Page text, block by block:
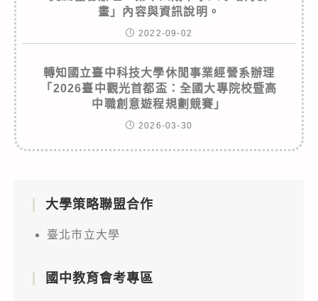
畫」內容與資訊說明。
2022-09-02
轉知國立臺中科技大學休閒事業經營系辦理
「2026臺中觀光首都盃：全國大專院校暨高
中職創意遊程規劃競賽」
2026-03-30
大學策略聯盟合作
臺北市立大學
國中教育會考專區